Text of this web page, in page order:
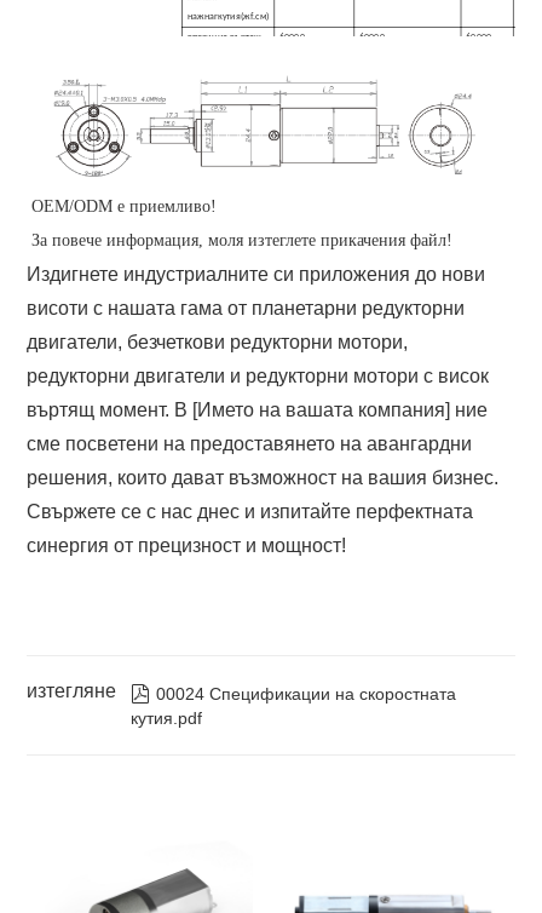
нажнаrкутия(жf.см)
впозиция въртящ
кутия(жf.см)
60000 60000 60000
GearbО
ефективност (%)
25
OEM/ODM е приемливо!
За повече информация, моля изтеглете прикачения файл!
Издигнете индустриалните си приложения до нови
висоти с нашата гама от планетарни редукторни
двигатели, безчеткови редукторни мотори,
редукторни двигатели и редукторни мотори с висок
въртящ момент. В [Името на вашата компания] ние
сме посветени на предоставянето на авангардни
решения, които дават възможност на вашия бизнес.
Свържете се с нас днес и изпитайте перфектната
синергия от прецизност и мощност!
изтегляне  00024 Спецификации на скоростната
кутия.pdf